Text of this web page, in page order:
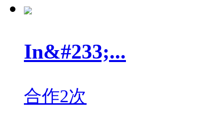
In&#233;...
合作2次